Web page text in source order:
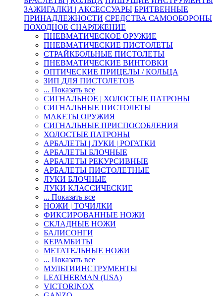
ЗАЖИГАЛКИ | АКСЕССУАРЫ БРИТВЕННЫЕ
ПРИНАДЛЕЖНОСТИ СРЕДСТВА САМООБОРОНЫ
ПОХОДНОЕ СНАРЯЖЕНИЕ
ПНЕВМАТИЧЕСКОЕ ОРУЖИЕ
ПНЕВМАТИЧЕСКИЕ ПИСТОЛЕТЫ
СТРАЙКБОЛЬНЫЕ ПИСТОЛЕТЫ
ПНЕВМАТИЧЕСКИЕ ВИНТОВКИ
ОПТИЧЕСКИЕ ПРИЦЕЛЫ / КОЛЬЦА
ЗИП ДЛЯ ПИСТОЛЕТОВ
... Показать все
СИГНАЛЬНОЕ | ХОЛОСТЫЕ ПАТРОНЫ
СИГНАЛЬНЫЕ ПИСТОЛЕТЫ
МАКЕТЫ ОРУЖИЯ
СИГНАЛЬНЫЕ ПРИСПОСОБЛЕНИЯ
ХОЛОСТЫЕ ПАТРОНЫ
АРБАЛЕТЫ | ЛУКИ | РОГАТКИ
АРБАЛЕТЫ БЛОЧНЫЕ
АРБАЛЕТЫ РЕКУРСИВНЫЕ
АРБАЛЕТЫ ПИСТОЛЕТНЫЕ
ЛУКИ БЛОЧНЫЕ
ЛУКИ КЛАССИЧЕСКИЕ
... Показать все
НОЖИ | ТОЧИЛКИ
ФИКСИРОВАННЫЕ НОЖИ
СКЛАДНЫЕ НОЖИ
БАЛИСОНГИ
КЕРАМБИТЫ
МЕТАТЕЛЬНЫЕ НОЖИ
... Показать все
МУЛЬТИИНСТРУМЕНТЫ
LEATHERMAN (USA)
VICTORINOX